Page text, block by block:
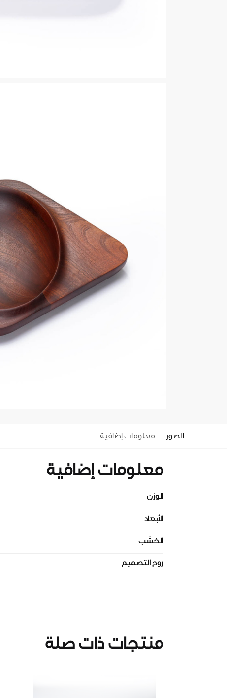
الصور معلومات إضافية
معلومات إضافية
الوزن
الأبعاد
الخشب
روح التصميم
منتجات ذات صلة